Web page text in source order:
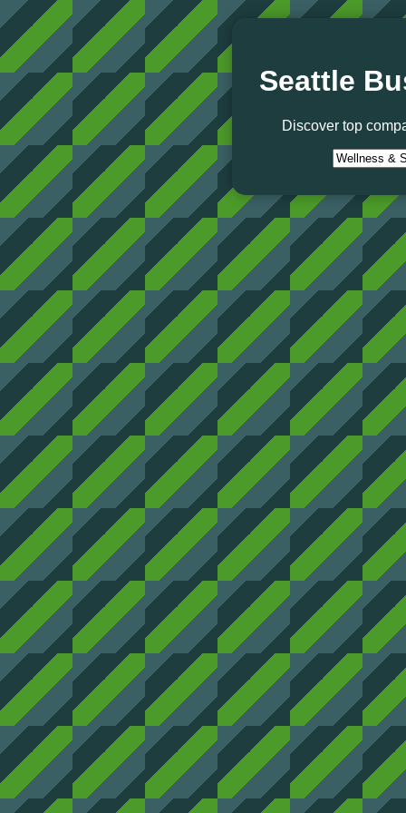
Seattle
Discover top